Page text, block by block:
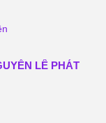
LÊ PHÁT